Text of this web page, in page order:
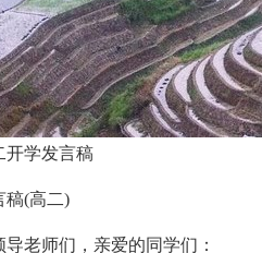
开学发言稿
稿(高二)
老师们，亲爱的同学们：